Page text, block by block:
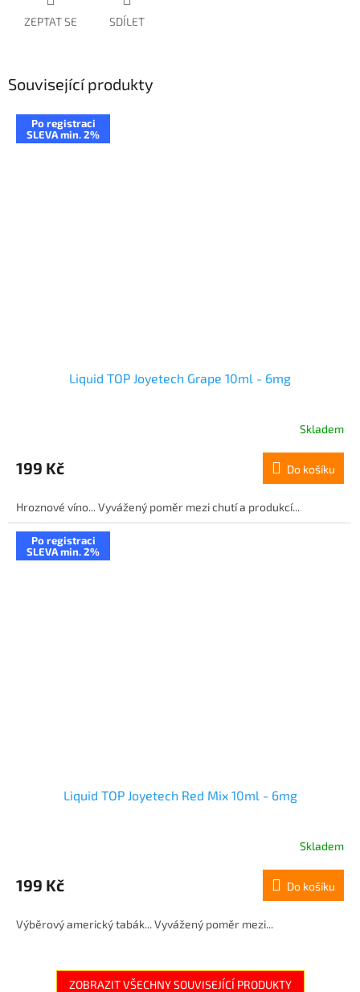
ZEPTAT SE SDÍLET
Související produkty
Po registraci
SLEVA min. 2%
Liquid TOP Joyetech Grape 10ml - 6mg
Skladem
199 Kč Do košíku
Hroznové víno... Vyvážený poměr mezi chutí a produkcí...
Po registraci
SLEVA min. 2%
Liquid TOP Joyetech Red Mix 10ml - 6mg
Skladem
199 Kč Do košíku
Výběrový americký tabák... Vyvážený poměr mezi...
ZOBRAZIT VŠECHNY SOUVISEJÍCÍ PRODUKTY